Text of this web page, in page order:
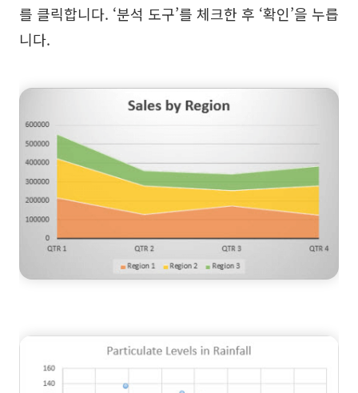
를 클릭합니다. ‘분석 도구’를 체크한 후 ‘확인’을 누릅
니다.